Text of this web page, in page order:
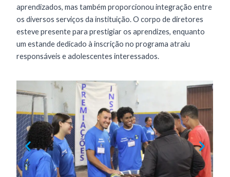
aprendizados, mas também proporcionou integração entre
os diversos serviços da instituição. O corpo de diretores
esteve presente para prestigiar os aprendizes, enquanto
um estande dedicado à inscrição no programa atraiu
responsáveis e adolescentes interessados.